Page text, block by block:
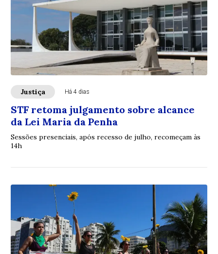
Justiça Há 4 dias
STF retoma julgamento sobre alcance
da Lei Maria da Penha
Sessões presenciais, após recesso de julho, recomeçam às
14h